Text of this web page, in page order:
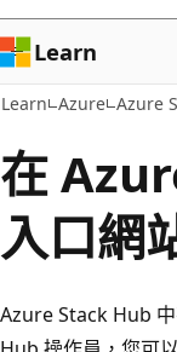
容
Learn
Learn Azure Azure
在
入口網
Azure Stack Hub